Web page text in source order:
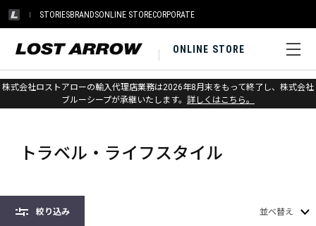
STORIESBRANDSONLINE STORECORPORATE
ONLINE STORE
株式会社ロストアローの輸入代理店業務は2026年8月末をもって終了し、株式会社
ブルーシープが承継いたします。 詳しくはこちら。
ホーム > ブラックダイヤモンド > バックパック & バッグ
トラベル・ライフスタイル
トラベル・ライフスタイル
絞り込み 並べ替え